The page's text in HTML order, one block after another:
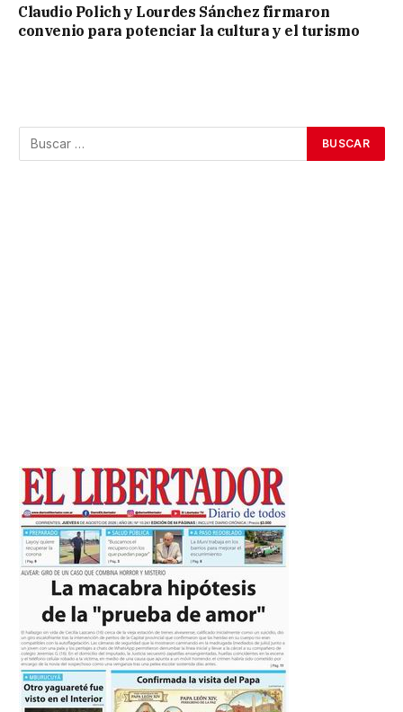
Claudio Polich y Lourdes Sánchez firmaron
convenio para potenciar la cultura y el turismo